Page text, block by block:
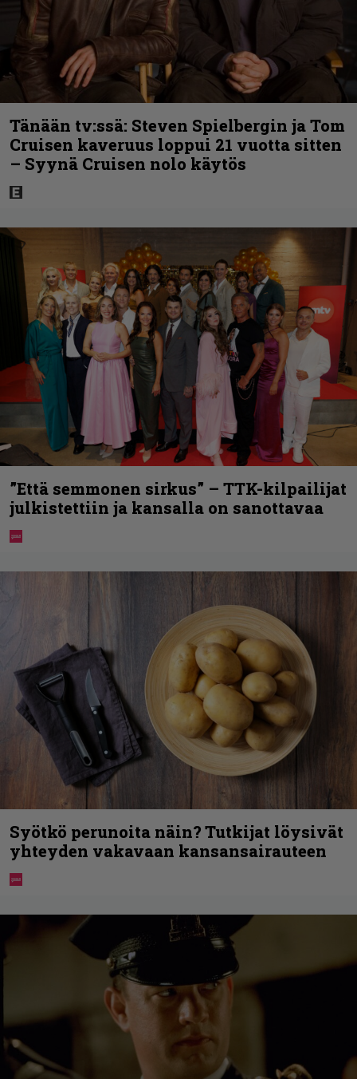
Tänään tv:ssä: Steven Spielbergin ja Tom
Cruisen kaveruus loppui 21 vuotta sitten
– Syynä Cruisen nolo käytös
”Että semmonen sirkus” – TTK-kilpailijat
julkistettiin ja kansalla on sanottavaa
Syötkö perunoita näin? Tutkijat löysivät
yhteyden vakavaan kansansairauteen